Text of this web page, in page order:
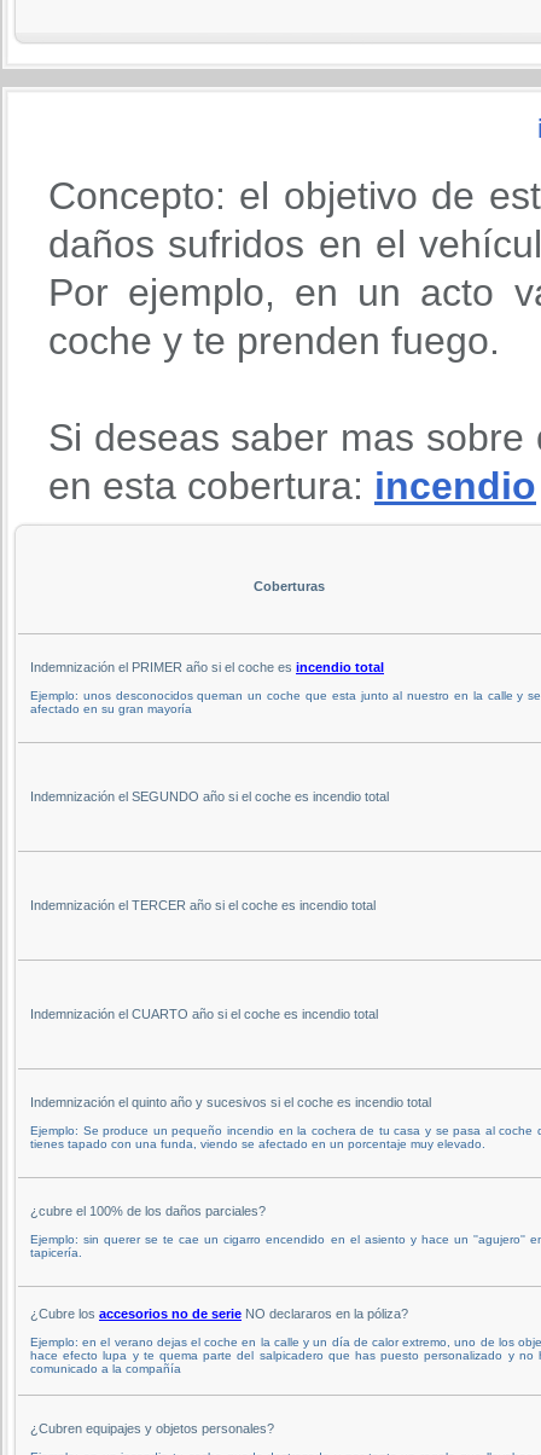
Concepto: el objetivo de
daños sufridos en el
Por ejemplo, en un acto
coche y te prenden fuego.
Si deseas saber mas
en esta cobertura: incendio
Coberturas
Indemnización el PRIMER año si el coche es incendio total
Ejemplo: unos desconocidos queman un coche que esta junto al nuestro en la calle y
afectado en su gran mayoría
Indemnización el SEGUNDO año si el coche es incendio total
Indemnización el TERCER año si el coche es incendio total
Indemnización el CUARTO año si el coche es incendio total
Indemnización el quinto año y sucesivos si el coche es incendio total
Ejemplo: Se produce un pequeño incendio en la cochera de tu casa y se pasa al coche
tienes tapado con una funda, viendo se afectado en un porcentaje muy elevado.
¿cubre el 100% de los daños parciales?
Ejemplo: sin querer se te cae un cigarro encendido en el asiento y hace un ''agujero''
tapicería.
¿Cubre los accesorios no de serie NO declararos en la póliza?
Ejemplo: en el verano dejas el coche en la calle y un día de calor extremo, uno de los
hace efecto lupa y te quema parte del salpicadero que has puesto personalizado y no
comunicado a la compañía
¿Cubren equipajes y objetos personales?